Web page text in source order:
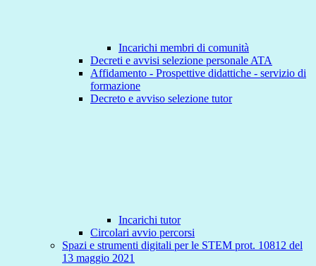
Incarichi membri di comunità
Decreti e avvisi selezione personale ATA
Affidamento - Prospettive didattiche - servizio di
formazione
Decreto e avviso selezione tutor
Incarichi tutor
Circolari avvio percorsi
Spazi e strumenti digitali per le STEM prot. 10812 del
13 maggio 2021